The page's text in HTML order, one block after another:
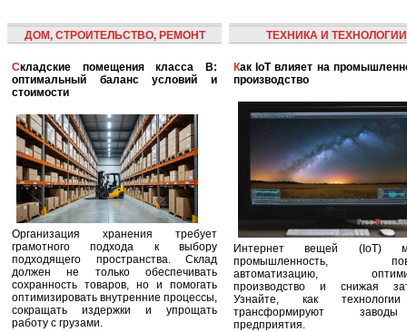
ДОМ, СТРОИТЕЛЬСТВО, РЕМОНТ
Складские помещения класса B:
оптимальный баланс условий и
стоимости
Организация хранения требует
грамотного подхода к выбору
подходящего пространства. Склад
должен не только обеспечивать
сохранность товаров, но и помогать
оптимизировать внутренние процессы,
сокращать издержки и упрощать
работу с грузами.
ТЕХНИКА И ТЕХНОЛОГИИ
Как IoT влияет на промышленность и
производство
Интернет вещей (IoT)
промышленность,
автоматизацию,
производство и снижая
Узнайте, как
трансформируют
предприятия.